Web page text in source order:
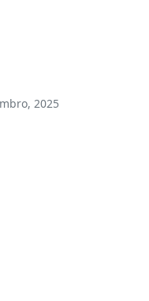
2025